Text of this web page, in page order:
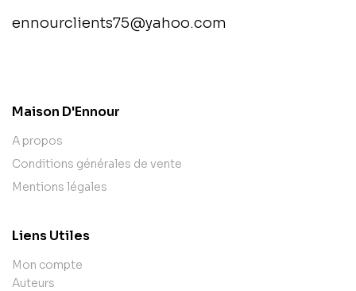
ennourclients75@yahoo.com
Maison D'Ennour
A propos
Conditions générales de vente
Mentions légales
Liens Utiles
Mon compte
Auteurs